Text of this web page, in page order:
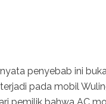
penyebab ini
pada mobil